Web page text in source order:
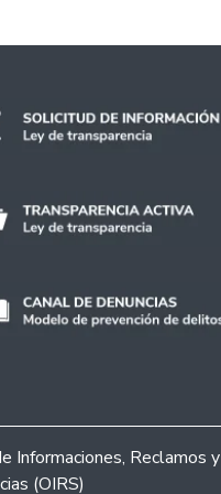
Informaciones, Reclamos y
(OIRS)